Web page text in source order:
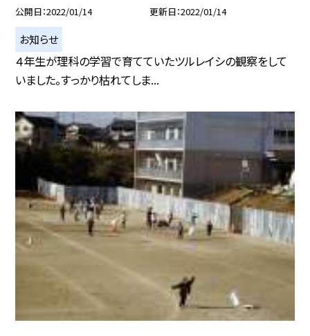
公開日 2022/01/14 更新日 2022/01/14
お知らせ
４年生が理科の学習で育てていたツルレイシの観察をして
いました。すっかり枯れてしま...